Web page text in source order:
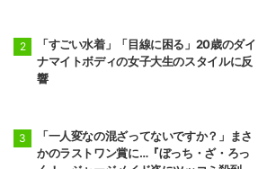
「すごい水着」「目線に困る」20歳のダイ
ナマイトボディの女子大生のスタイルに反
響
「一人変なの混ざってないですか？」まさ
かのラストワン賞に…『ぼっち・ざ・ろっ